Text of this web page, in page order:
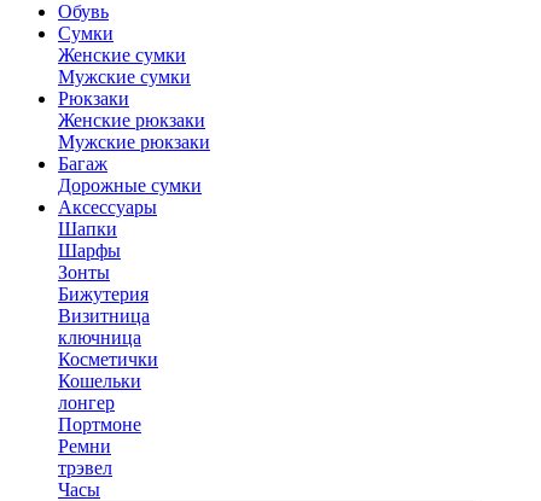
Обувь
Сумки
Женские сумки
Мужские сумки
Рюкзаки
Женские рюкзаки
Мужские рюкзаки
Багаж
Дорожные сумки
Аксессуары
Шапки
Шарфы
Зонты
Бижутерия
Визитница
ключница
Косметички
Кошельки
лонгер
Портмоне
Ремни
трэвел
Часы